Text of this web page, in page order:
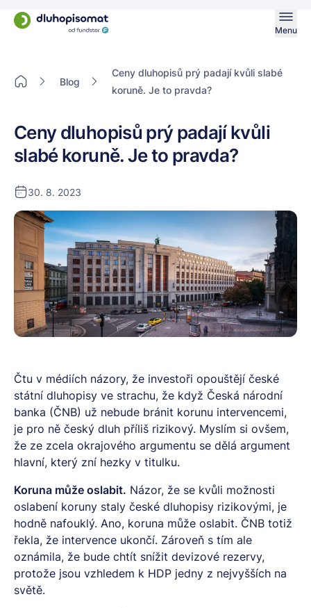
Menu
Blog
Ceny dluhopisů prý padají kvůli slabé
koruně. Je to pravda?
30. 8. 2023
Ceny dluhopisů prý padají kvůli
slabé koruně. Je to pravda?
Čtu v médiích názory, že investoři opouštějí české
státní dluhopisy ve strachu, že když Česká národní
banka (ČNB) už nebude bránit korunu intervencemi,
je pro ně český dluh příliš rizikový. Myslím si ovšem,
že ze zcela okrajového argumentu se dělá argument
hlavní, který zní hezky v titulku.
Koruna může oslabit. Názor, že se kvůli možnosti
oslabení koruny staly české dluhopisy rizikovými, je
hodně nafouklý. Ano, koruna může oslabit. ČNB totiž
řekla, že intervence ukončí. Zároveň s tím ale
oznámila, že bude chtít snížit devizové rezervy,
protože jsou vzhledem k HDP jedny z nejvyšších na
světě.